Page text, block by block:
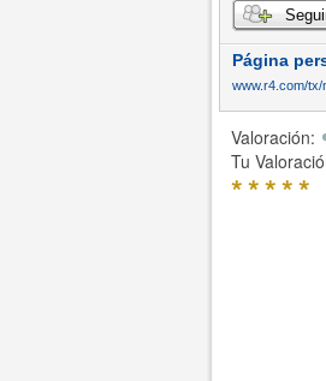
Página
www.r4.com/tx/
Valoración:
Tu
*****